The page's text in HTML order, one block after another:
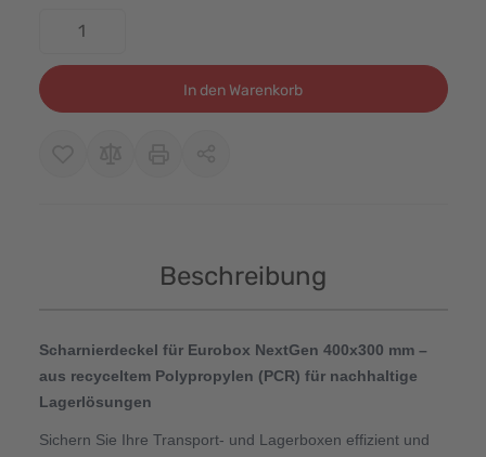
In den Warenkorb
Beschreibung
Scharnierdeckel für Eurobox NextGen 400x300 mm –
aus recyceltem Polypropylen (PCR) für nachhaltige
Lagerlösungen
Sichern Sie Ihre Transport- und Lagerboxen effizient und